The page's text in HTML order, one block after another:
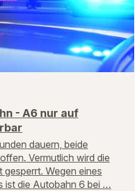
- A6 nur auf
dauern, beide
Vermutlich wird die
Wegen eines
ist die Autobahn 6 bei …